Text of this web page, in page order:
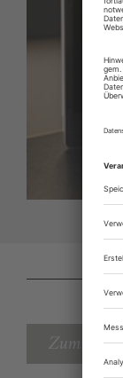
Zum